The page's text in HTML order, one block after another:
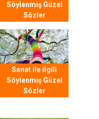
Söylenmiş Güzel
Sözler
Sanat ile ilgili
Söylenmiş Güzel
Sözler